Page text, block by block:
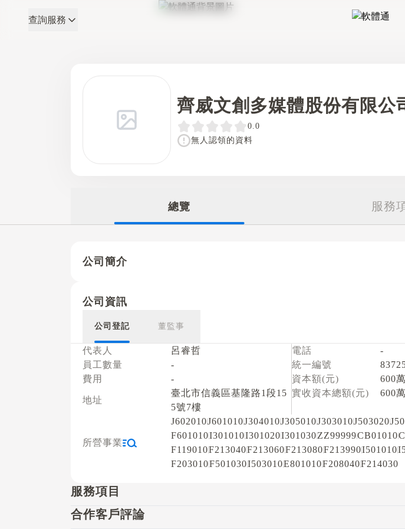
軟體通
查詢服務
齊威文創多媒體股份有限公
0.0
無人認領的資料
總覽 服務
公司簡介
公司資訊
公司登記 董監事
代表人
呂睿哲
員工數量
-
費用
-
地址
臺北市信義區基隆路1段15
5號7樓
電話
-
統一編號
資本額(元)
600萬
實收資本總額(元)
600萬
所營事業
J602010J601010J304010J305010J303010J503020
F601010I301010I301020I301030ZZ99999CB01010
F119010F213040F213060F213080F213990I501010
F203010F501030I503010E801010F208040F214030
服務項目
合作客戶評論